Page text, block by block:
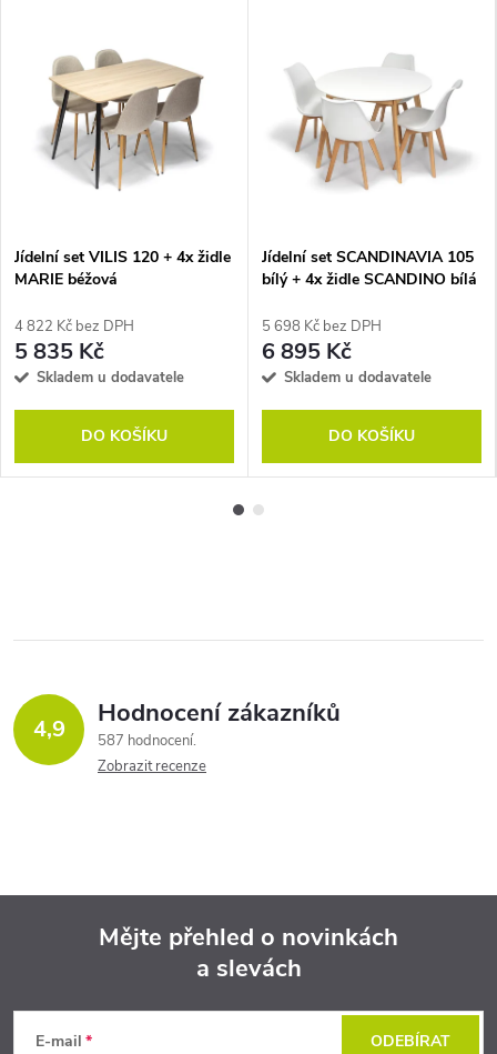
Jídelní set VILIS 120 + 4x židle
MARIE béžová
4 822 Kč bez DPH
5 835 Kč
Skladem u dodavatele
DO KOŠÍKU
Jídelní set SCANDINAVIA 105
bílý + 4x židle SCANDINO bílá
5 698 Kč bez DPH
6 895 Kč
Skladem u dodavatele
DO KOŠÍKU
4,9 Hodnocení zákazníků
587 hodnocení
Zobrazit recenze
Mějte přehled o novinkách
a slevách
E-mail ODEBÍRAT